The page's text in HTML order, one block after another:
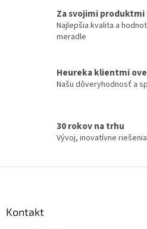
í
p
v
ý
u
Za svojimi
Najlepšia kvalita a
meradle
Heureka klientmi
Našu dôveryhodnosť a
30 rokov na trhu
Vývoj, inovatívne
Kontakt